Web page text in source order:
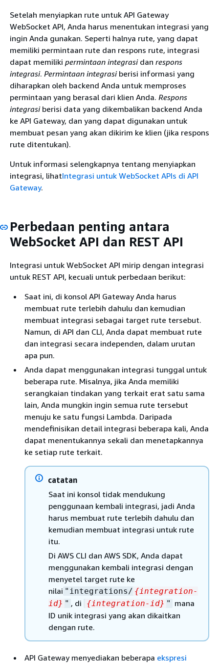
Setelah menyiapkan rute untuk API Gateway
WebSocket API, Anda harus menentukan integrasi yang
ingin Anda gunakan. Seperti halnya rute, yang dapat
memiliki permintaan rute dan respons rute, integrasi
dapat memiliki permintaan integrasidan respons
integrasi. Permintaan integrasiberisi informasi yang
diharapkan oleh backend Anda untuk memproses
permintaan yang berasal dari klien Anda. Respons
integrasiberisi data yang dikembalikan backend Anda
ke API Gateway, dan yang dapat digunakan untuk
membuat pesan yang akan dikirim ke klien (jika respons
rute ditentukan).
Untuk informasi selengkapnya tentang menyiapkan
integrasi, lihatIntegrasi untuk WebSocket APIs di API
Gateway.
Perbedaan penting antara
WebSocket API dan REST API
Integrasi untuk WebSocket API mirip dengan integrasi
untuk REST API, kecuali untuk perbedaan berikut:
Saat ini, di konsol API Gateway Anda harus
membuat rute terlebih dahulu dan kemudian
membuat integrasi sebagai target rute tersebut.
Namun, di API dan CLI, Anda dapat membuat rute
dan integrasi secara independen, dalam urutan
apa pun.
Anda dapat menggunakan integrasi tunggal untuk
beberapa rute. Misalnya, jika Anda memiliki
serangkaian tindakan yang terkait erat satu sama
lain, Anda mungkin ingin semua rute tersebut
menuju ke satu fungsi Lambda. Daripada
mendefinisikan detail integrasi beberapa kali, Anda
dapat menentukannya sekali dan menetapkannya
ke setiap rute terkait.
catatan
Saat ini konsol tidak mendukung
penggunaan kembali integrasi, jadi Anda
harus membuat rute terlebih dahulu dan
kemudian membuat integrasi untuk rute
itu.
Di AWS CLI dan AWS SDK, Anda dapat
menggunakan kembali integrasi dengan
menyetel target rute ke
nilai "integrations/ {integration-
id} " , di {integration-id} " mana
ID unik integrasi yang akan dikaitkan
dengan rute.
API Gateway menyediakan beberapa ekspresi